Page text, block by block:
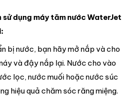
sử dụng máy tăm nước WaterJet
bị nước, bạn hãy mở nắp và cho
và đậy nắp lại. Nước cho vào
lọc, nước muối hoặc nước súc
hiệu quả chăm sóc răng miệng.